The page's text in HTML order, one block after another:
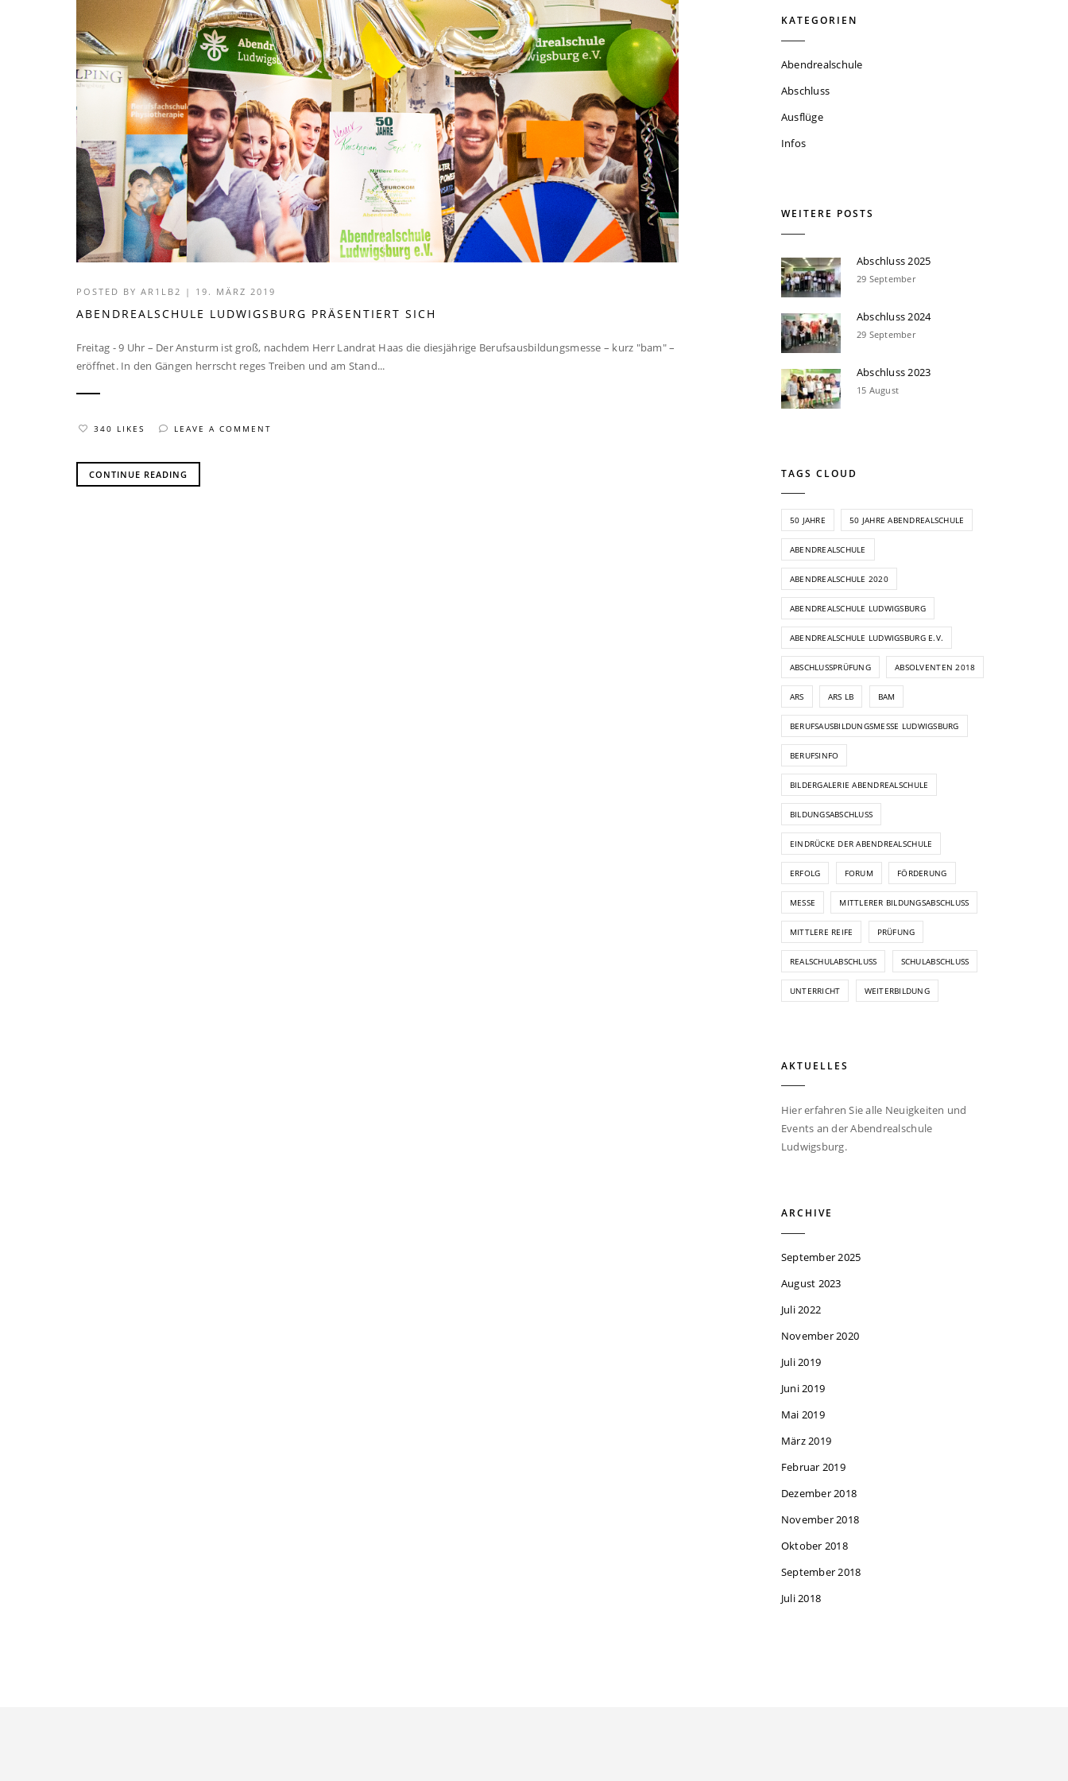
POSTED BY AR1LB2 | 19. MÄRZ 2019
ABENDREALSCHULE LUDWIGSBURG PRÄSENTIERT SICH
Freitag - 9 Uhr – Der Ansturm ist groß, nachdem Herr Landrat Haas die diesjährige Berufsausbildungsmesse – kurz "bam" –
eröffnet. In den Gängen herrscht reges Treiben und am Stand...
340 LIKES LEAVE A COMMENT
CONTINUE READING
KATEGORIEN
Abendrealschule
Abschluss
Ausflüge
Infos
WEITERE POSTS
Abschluss 2025
29 September
Abschluss 2024
29 September
Abschluss 2023
15 August
TAGS CLOUD
50 JAHRE 50 JAHRE ABENDREALSCHULE
ABENDREALSCHULE
ABENDREALSCHULE 2020
ABENDREALSCHULE LUDWIGSBURG
ABENDREALSCHULE LUDWIGSBURG E.V.
ABSCHLUSSPRÜFUNG ABSOLVENTEN 2018
ARS ARS LB BAM
BERUFSAUSBILDUNGSMESSE LUDWIGSBURG
BERUFSINFO
BILDERGALERIE ABENDREALSCHULE
BILDUNGSABSCHLUSS
EINDRÜCKE DER ABENDREALSCHULE
ERFOLG FORUM FÖRDERUNG
MESSE MITTLERER BILDUNGSABSCHLUSS
MITTLERE REIFE PRÜFUNG
REALSCHULABSCHLUSS SCHULABSCHLUSS
UNTERRICHT WEITERBILDUNG
AKTUELLES
Hier erfahren Sie alle Neuigkeiten und
Events an der Abendrealschule
Ludwigsburg.
ARCHIVE
September 2025
August 2023
Juli 2022
November 2020
Juli 2019
Juni 2019
Mai 2019
März 2019
Februar 2019
Dezember 2018
November 2018
Oktober 2018
September 2018
Juli 2018